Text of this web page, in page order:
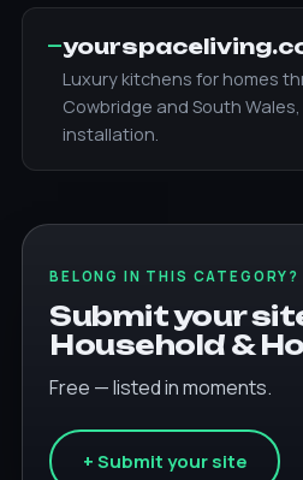
—
Luxury kitchens for homes
Cowbridge and South
installation.
BELONG IN THIS CATEGORY?
Submit your
Household &
Free — listed in moments.
+ Submit your site